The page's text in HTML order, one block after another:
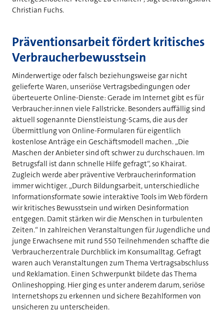
Christian Fuchs.
Präventionsarbeit fördert kritisches
Verbraucherbewusstsein
Minderwertige oder falsch beziehungsweise gar nicht
gelieferte Waren, unseriöse Vertragsbedingungen oder
überteuerte Online-Dienste: Gerade im Internet gibt es für
Verbraucher:innen viele Fallstricke. Besonders auffällig sind
aktuell sogenannte Dienstleistung-Scams, die aus der
Übermittlung von Online-Formularen für eigentlich
kostenlose Anträge ein Geschäftsmodell machen. „Die
Maschen der Anbieter sind oft schwer zu durchschauen. Im
Betrugsfall ist dann schnelle Hilfe gefragt“, so Khairat.
Zugleich werde aber präventive Verbraucherinformation
immer wichtiger. „Durch Bildungsarbeit, unterschiedliche
Informationsformate sowie interaktive Tools im Web fördern
wir kritisches Bewusstsein und wirken Desinformation
entgegen. Damit stärken wir die Menschen in turbulenten
Zeiten.“ In zahlreichen Veranstaltungen für Jugendliche und
junge Erwachsene mit rund 550 Teilnehmenden schaffte die
Verbraucherzentrale Durchblick im Konsumalltag. Gefragt
waren auch Veranstaltungen zum Thema Vertragsabschluss
und Reklamation. Einen Schwerpunkt bildete das Thema
Onlineshopping. Hier ging es unter anderem darum, seriöse
Internetshops zu erkennen und sichere Bezahlformen von
unsicheren zu unterscheiden.